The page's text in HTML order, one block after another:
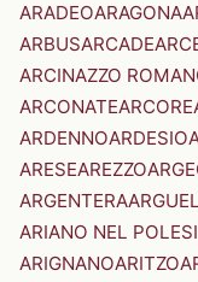
ARADEOARAGONA
ARBUSARCADE
ARCINAZZO
ARCONATEARCORE
ARDENNOARDESIO
ARESEAREZZO
ARGENTERA
ARIANO NEL
ARIGNANOARITZO